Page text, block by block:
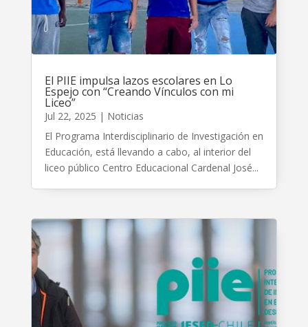
El PIIE impulsa lazos escolares en Lo
Espejo con “Creando Vínculos con mi
Liceo”
Jul 22, 2025 | Noticias
El Programa Interdisciplinario de Investigación en
Educación, está llevando a cabo, al interior del
liceo público Centro Educacional Cardenal José...